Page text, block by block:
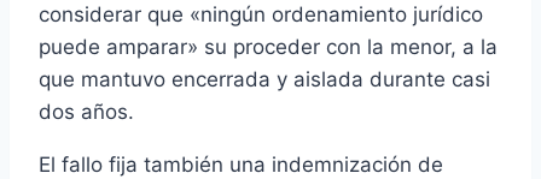
considerar que «ningún ordenamiento jurí­dico
puede amparar» su proceder con la menor, a la
que mantuvo encerrada y aislada durante casi
dos años.
El fallo fija también una indemnización de